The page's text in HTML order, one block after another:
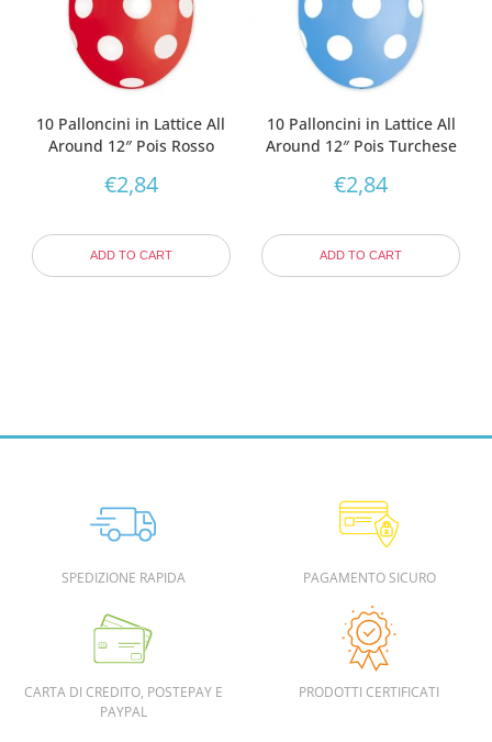
10 Palloncini in Lattice All
Around 12″ Pois Rosso
€2,84
ADD TO CART
10 Palloncini in Lattice All
Around 12″ Pois Turchese
€2,84
ADD TO CART
SPEDIZIONE RAPIDA PAGAMENTO SICURO
CARTA DI CREDITO, POSTEPAY E
PAYPAL
PRODOTTI CERTIFICATI